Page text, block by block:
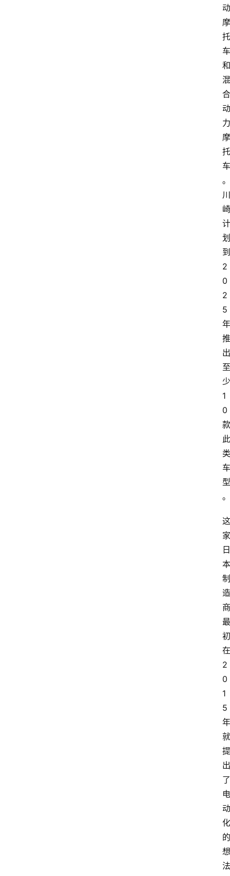
动
摩
托
车
和
混
合
动
力
摩
托
车
。
川
崎
计
划
到
2
0
2
5
年
推
出
至
少
1
0
款
此
类
车
型
。
这
家
日
本
制
造
商
最
初
在
2
0
1
5
年
就
提
出
了
电
动
化
的
想
法